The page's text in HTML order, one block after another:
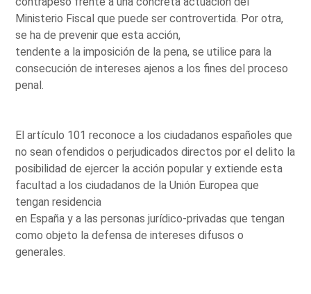
Ministerio Fiscal que puede ser controvertida. Por otra,
se ha de prevenir que esta acción,
tendente a la imposición de la pena, se utilice para la
consecución de intereses ajenos a los fines del proceso
penal.
El artículo 101 reconoce a los ciudadanos españoles que
no sean ofendidos o perjudicados directos por el delito la
posibilidad de ejercer la acción popular y extiende esta
facultad a los ciudadanos de la Unión Europea que
tengan residencia
en España y a las personas jurídico-privadas que tengan
como objeto la defensa de intereses difusos o
generales.